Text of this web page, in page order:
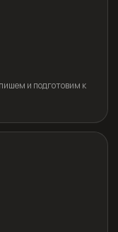
и подготовим к